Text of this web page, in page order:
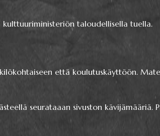
taloudellisella tuella.
että koulutuskäyttöön.
seurataaan sivuston kävijämääriä.